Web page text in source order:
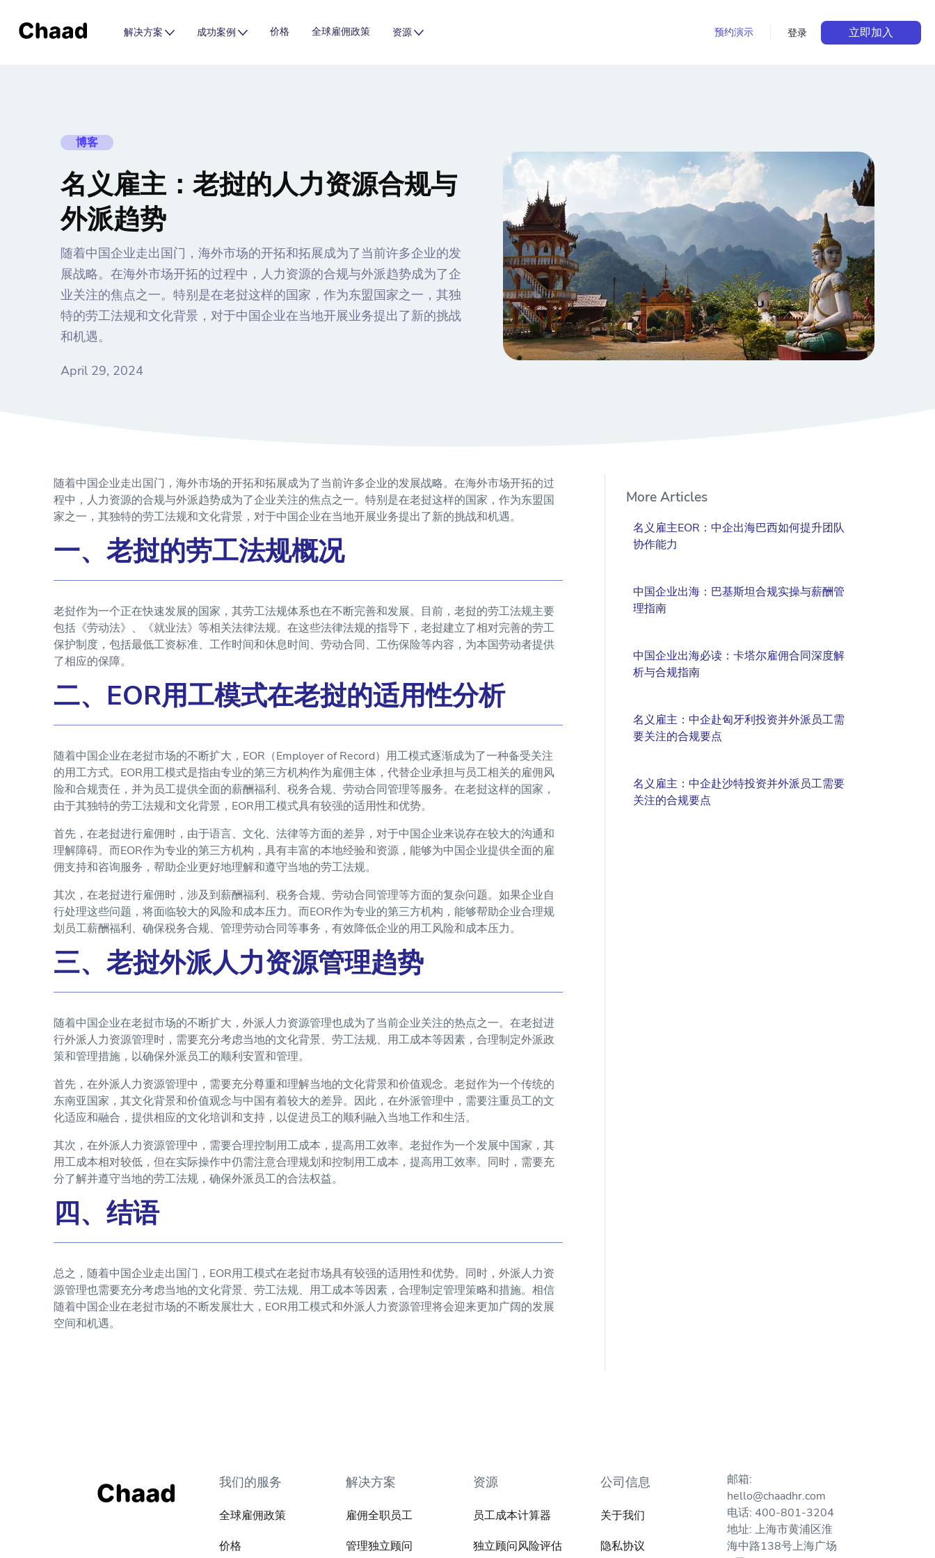
解决方案 成功案例 价格 全球雇佣政策 资源 预约演示 登录 立即加入
博客
名义雇主：老挝的人力资源合规与
外派趋势
随着中国企业走出国门，海外市场的开拓和拓展成为了当前许多企业的发
展战略。在海外市场开拓的过程中，人力资源的合规与外派趋势成为了企
业关注的焦点之一。特别是在老挝这样的国家，作为东盟国家之一，其独
特的劳工法规和文化背景，对于中国企业在当地开展业务提出了新的挑战
和机遇。
April 29, 2024
随着中国企业走出国门，海外市场的开拓和拓展成为了当前许多企业的发展战略。在海外市场开拓的过
程中，人力资源的合规与外派趋势成为了企业关注的焦点之一。特别是在老挝这样的国家，作为东盟国
家之一，其独特的劳工法规和文化背景，对于中国企业在当地开展业务提出了新的挑战和机遇。
一、老挝的劳工法规概况
老挝作为一个正在快速发展的国家，其劳工法规体系也在不断完善和发展。目前，老挝的劳工法规主要
包括《劳动法》、《就业法》等相关法律法规。在这些法律法规的指导下，老挝建立了相对完善的劳工
保护制度，包括最低工资标准、工作时间和休息时间、劳动合同、工伤保险等内容，为本国劳动者提供
了相应的保障。
二、EOR用工模式在老挝的适用性分析
随着中国企业在老挝市场的不断扩大，EOR（Employer of Record）用工模式逐渐成为了一种备受关注
的用工方式。EOR用工模式是指由专业的第三方机构作为雇佣主体，代替企业承担与员工相关的雇佣风
险和合规责任，并为员工提供全面的薪酬福利、税务合规、劳动合同管理等服务。在老挝这样的国家，
由于其独特的劳工法规和文化背景，EOR用工模式具有较强的适用性和优势。
首先，在老挝进行雇佣时，由于语言、文化、法律等方面的差异，对于中国企业来说存在较大的沟通和
理解障碍。而EOR作为专业的第三方机构，具有丰富的本地经验和资源，能够为中国企业提供全面的雇
佣支持和咨询服务，帮助企业更好地理解和遵守当地的劳工法规。
其次，在老挝进行雇佣时，涉及到薪酬福利、税务合规、劳动合同管理等方面的复杂问题。如果企业自
行处理这些问题，将面临较大的风险和成本压力。而EOR作为专业的第三方机构，能够帮助企业合理规
划员工薪酬福利、确保税务合规、管理劳动合同等事务，有效降低企业的用工风险和成本压力。
三、老挝外派人力资源管理趋势
随着中国企业在老挝市场的不断扩大，外派人力资源管理也成为了当前企业关注的热点之一。在老挝进
行外派人力资源管理时，需要充分考虑当地的文化背景、劳工法规、用工成本等因素，合理制定外派政
策和管理措施，以确保外派员工的顺利安置和管理。
首先，在外派人力资源管理中，需要充分尊重和理解当地的文化背景和价值观念。老挝作为一个传统的
东南亚国家，其文化背景和价值观念与中国有着较大的差异。因此，在外派管理中，需要注重员工的文
化适应和融合，提供相应的文化培训和支持，以促进员工的顺利融入当地工作和生活。
其次，在外派人力资源管理中，需要合理控制用工成本，提高用工效率。老挝作为一个发展中国家，其
用工成本相对较低，但在实际操作中仍需注意合理规划和控制用工成本，提高用工效率。同时，需要充
分了解并遵守当地的劳工法规，确保外派员工的合法权益。
四、结语
总之，随着中国企业走出国门，EOR用工模式在老挝市场具有较强的适用性和优势。同时，外派人力资
源管理也需要充分考虑当地的文化背景、劳工法规、用工成本等因素，合理制定管理策略和措施。相信
随着中国企业在老挝市场的不断发展壮大，EOR用工模式和外派人力资源管理将会迎来更加广阔的发展
空间和机遇。
More Articles
名义雇主EOR：中企出海巴西如何提升团队
协作能力
中国企业出海：巴基斯坦合规实操与薪酬管
理指南
中国企业出海必读：卡塔尔雇佣合同深度解
析与合规指南
名义雇主：中企赴匈牙利投资并外派员工需
要关注的合规要点
名义雇主：中企赴沙特投资并外派员工需要
关注的合规要点
我们的服务
全球雇佣政策
价格
解决方案
雇佣全职员工
管理独立顾问
资源
员工成本计算器
独立顾问风险评估
公司信息
关于我们
隐私协议
邮箱:
hello@chaadhr.com
电话: 400-801-3204
地址: 上海市黄浦区淮
海中路138号上海广场